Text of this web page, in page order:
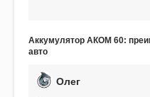
пожалел. Считаю, что
Аккумулятор АКОМ 60:
авто
Олег